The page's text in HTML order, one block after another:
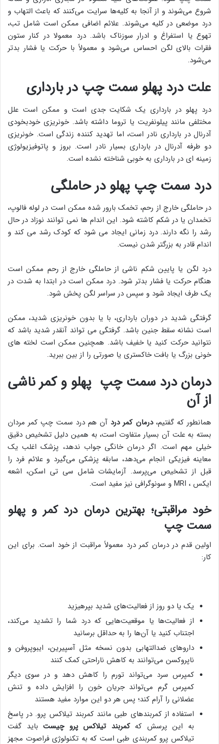
شروع می‌شوند و از آنجا به کلیه‌ها سرایت می‌کنند که باعث التهاب و
درد موضعی در کلیه می‌شوند. علائم اضافی ممکن است شامل تب،
تهوع یا استفراغ و ادرار سوزناک باشد. درد معمولا در کنار ستون
فقرات بالای لگن احساس می‌شود و معمولاً با حرکت یا فشار بدتر
می‌شود.
علت درد پهلو سمت چپ در بارداری
درد پهلو در بارداری یک شکایت جدی است و ممکن است علل
مختلفی مانند پیلونفریت یا تروما داشته باشد. خونریزی خودبخودی
آدرنال در بارداری نادر است، اما تهدید کننده زندگی است. خونریزی
دو طرفه آدرنال در بارداری بسیار نادر است. بروز و پاتوفیزیولوژی
زمینه ای در بارداری به خوبی شناخته نشده است.
درد سمت چپ پهلو در حاملگی
در حاملگی خارج از رحم، تخمک بارور شده ممکن است در لوله فالوپ،
تخمدان یا در شکم کاشته شود. این اندام ها نمی توانند نوزاد در حال
رشد را نگه دارند. درد زمانی ایجاد می شود که کودک رشد می کند و
اندام قادر به بزرگتر شدن نیست.
درد لگن یا پایین شکم ناشی از حاملگی خارج از رحم ممکن است
هنگام حرکت یا فشار بدتر شود. درد ممکن است در ابتدا به شدت در
یک طرف ایجاد شود و سپس در سراسر لگن پخش شود.
گرفتگی شدید در دوران بارداری، با یا بدون خونریزی شدید، ممکن
است نشانه سقط جنین باشد. گرفتگی می تواند آنقدر شدید باشد که
نتوانید حرکت کنید یا خفیف باشد. همچنین ممکن است لخته های
خونی بزرگ یا بافت خاکستری یا صورتی را از بین ببرید.
درمان درد سمت چپ پهلو و کمر ناشی
از آن
همانطور که گفتیم،درمان کمر درد آن هم درد سمت چپ کمر مردان
بسته به علت آن بسیار متفاوت است، به همین دلیل تشخیص دقیق
خیلی مهم است. اگر درمان خانگی جواب ندهد، پزشک اغلب یک
معاینه فیزیکی انجام می‌دهد، سابقه پزشکی می‌گیرد و علائم فرد را
قبل از تشخیص می‌پرسد. آزمایشات شامل سی تی اسکن، اشعه
ایکس ، MRI و سونوگرافی نیز مفید است.
خود مراقبتی؛ بهترین درمان درد کمر و پهلو
سمت چپ
اولین قدم در درمان کمر درد معمولاً مراقبت از خود است. برای این
کار:
یک یا دو روز از فعالیت‌های شدید بپرهیزید
از فعالیت‌ها یا موقعیت‌هایی که درد شما را تشدید می‌کند،
اجتناب کنید یا آن‌ها را به حداقل برسانید
داروهای ضدالتهابی بدون نسخه مثل آسپیرین، ایبوپروفن و
ناپروکسن می‌توانند به کاهش ناراحتی کمک کنند
کمپرس سرد می‌تواند تورم را کاهش دهد و در سوی دیگر
کمپرس گرم می‌تواند جریان خون را افزایش داده و تنش
عضلانی را آرام کند؛ پس هر دو این موارد مفید هستند
استفاده از کمربندهای طبی مانند کمربند تیلاکس پرو. در پاسخ
به این پرسش کهکمربند تیلاکس پرو چیستباید گفت
تیلاکس پرو کمربندی طبی است که به تکنولوژی فراصوت مجهز